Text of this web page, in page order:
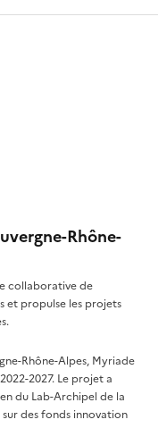
Rhône-
collaborative de
et propulse les projets
Rhône-Alpes, Myriade
2027. Le projet a
du Lab-Archipel de la
des fonds innovation